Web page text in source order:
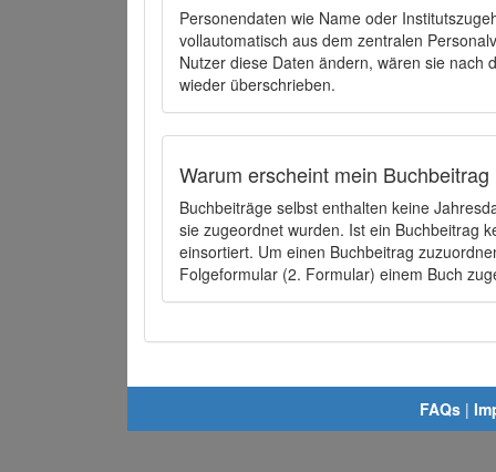
Personendaten wie Name oder
vollautomatisch aus dem zentralen
Nutzer diese Daten ändern, wären sie
wieder überschrieben.
Warum erscheint mein
Buchbeiträge selbst enthalten keine
sie zugeordnet wurden. Ist ein Buchbeitrag
einsortiert. Um einen Buchbeitrag
Folgeformular (2. Formular) einem Buch
FAQs |